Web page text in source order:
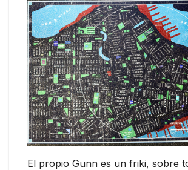
El propio Gunn es un friki, sobre